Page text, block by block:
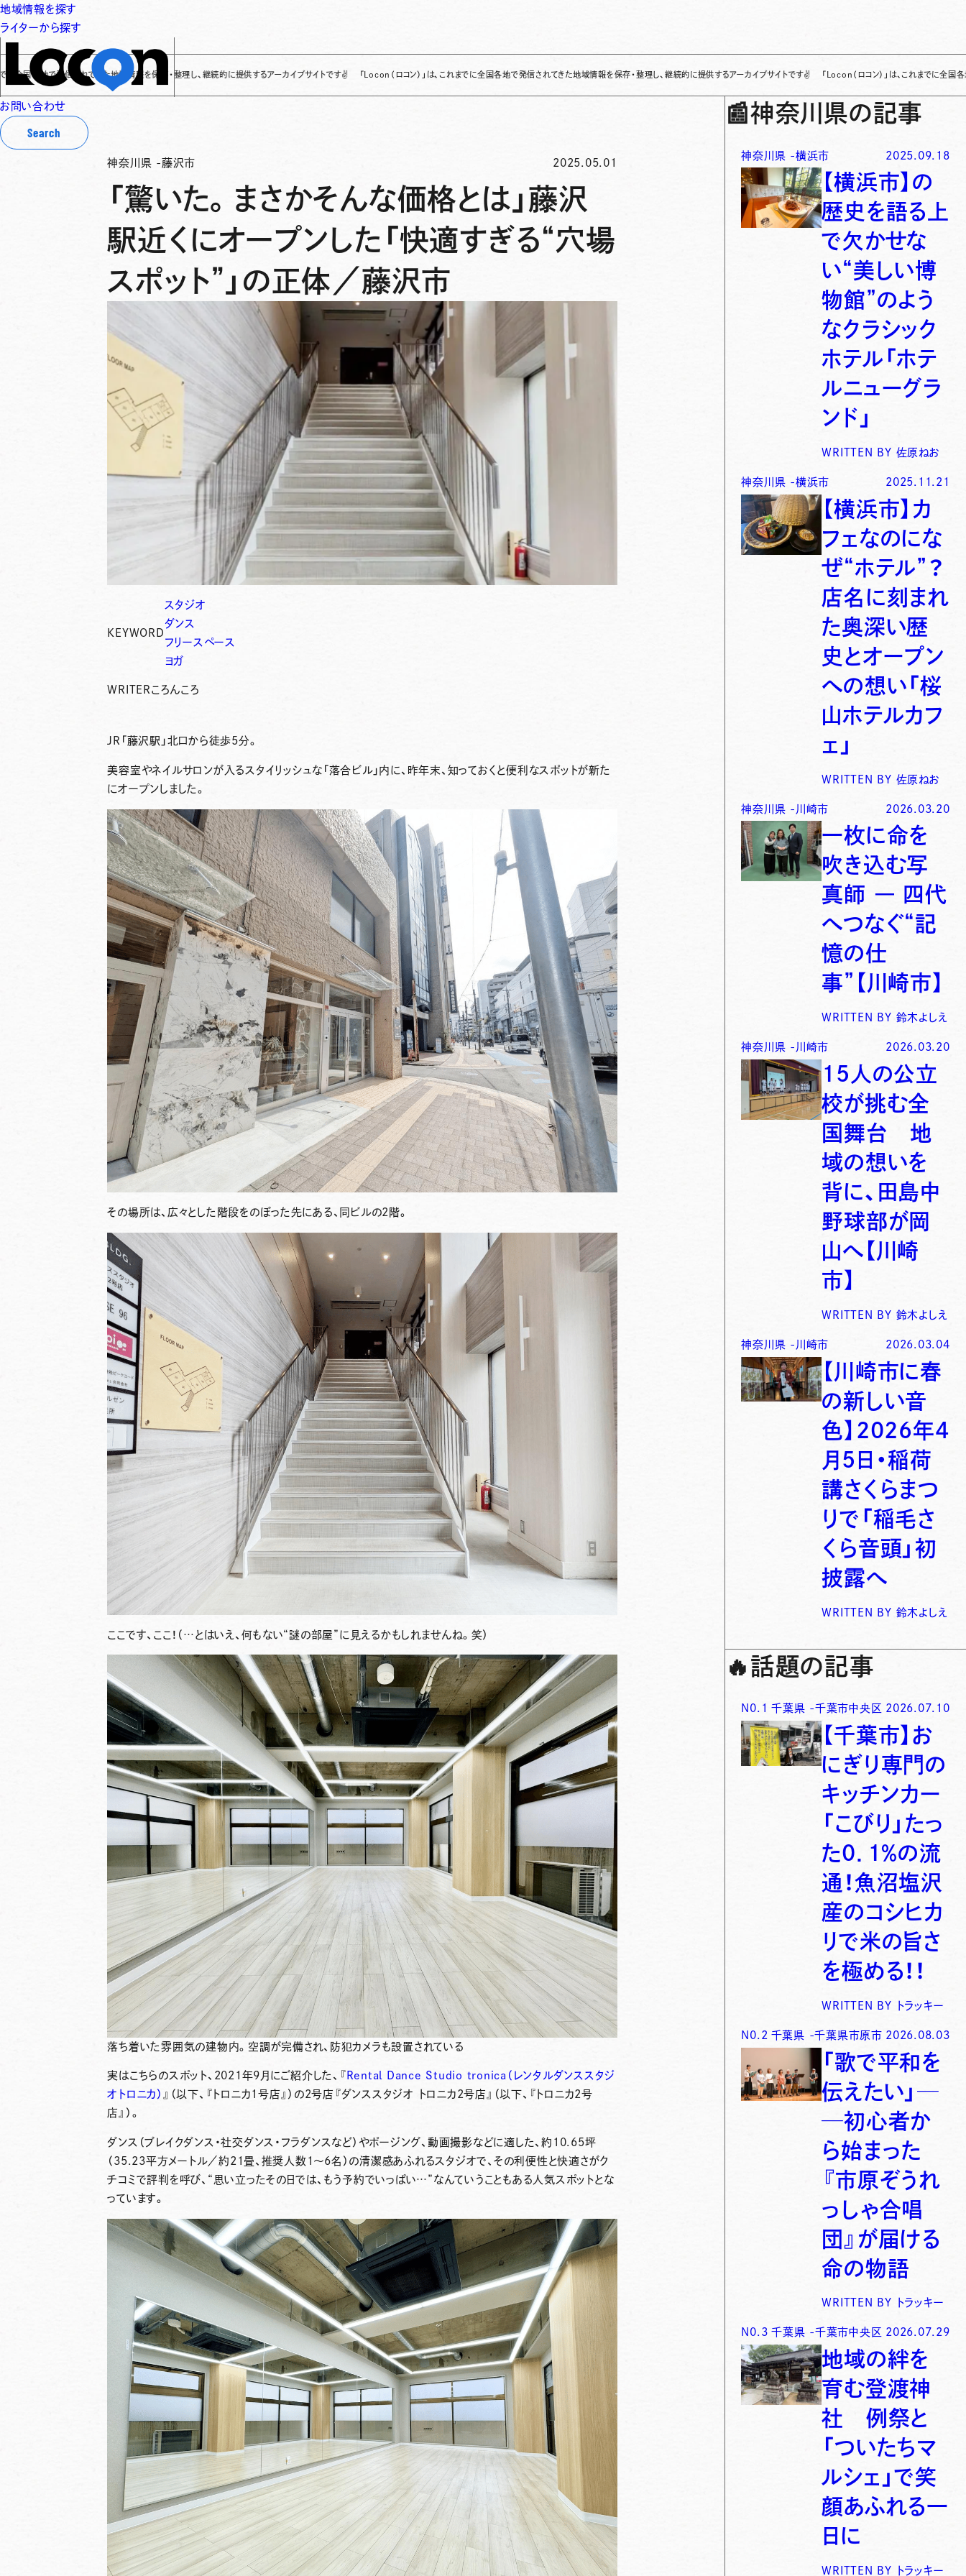
地域情報を探す
ライターから探す
お問い合わせ
Search
信されてきた地域情報を保存・整理し、継続的に提供するアーカイブサイトです✌ 「Locon（ロコン）」は、これまでに全国各地で発信されてきた地域情報を保存・整理し、継続的に提供するアーカイブサイトです✌ 「Locon（ロコン）」は、これまでに全国各地で発信され
神奈川県 - 藤沢市 2025.05.01
「驚いた。まさかそんな価格とは」藤沢
駅近くにオープンした「快適すぎる“穴場
スポット”」の正体／藤沢市
KEYWORD
スタジオ
ダンス
フリースペース
ヨガ
WRITER ころんころ
JR「藤沢駅」北口から徒歩5分。
美容室やネイルサロンが入るスタイリッシュな「落合ビル」内に、昨年末、知っておくと便利なスポットが新た
にオープンしました。
その場所は、広々とした階段をのぼった先にある、同ビルの2階。
ここです、ここ！（…とはいえ、何もない“謎の部屋”に見えるかもしれませんね。笑）
落ち着いた雰囲気の建物内。空調が完備され、防犯カメラも設置されている
実はこちらのスポット、2021年9月にご紹介した、『 Rental Dance Studio tronica（レンタルダンススタジ
オトロニカ） 』（以下、『トロニカ1号店』）の2号店 『ダンススタジオ トロニカ2号店』 （以下、『トロニカ2号
店』）。
ダンス（ブレイクダンス・社交ダンス・フラダンスなど）やポージング、動画撮影などに適した、約10.65坪
（35.23平方メートル／約21畳、推奨人数1〜6名）の清潔感あふれるスタジオで、その利便性と快適さがク
チコミで評判を呼び、“思い立ったその日では、もう予約でいっぱい…”なんていうこともある人気スポットとな
っています。
📰神奈川県の記事
神奈川県 -横浜市 2025.09.18
【横浜市】の
歴史を語る上
で欠かせな
い“美しい博
物館”のよう
なクラシック
ホテル「ホテ
ルニューグラ
ンド」
WRITTEN BY 佐原ねお
神奈川県 -横浜市 2025.11.21
【横浜市】カ
フェなのにな
ぜ“ホテル”？
店名に刻まれ
た奥深い歴
史とオープン
への想い「桜
山ホテルカフ
ェ」
WRITTEN BY 佐原ねお
神奈川県 - 川崎市 2026.03.20
一枚に命を
吹き込む写
真師 ― 四代
へつなぐ“記
憶の仕
事”【川崎市】
WRITTEN BY 鈴木よしえ
神奈川県 - 川崎市 2026.03.20
15人の公立
校が挑む全
国舞台 地
域の想いを
背に、田島中
野球部が岡
山へ【川崎
市】
WRITTEN BY 鈴木よしえ
神奈川県 - 川崎市 2026.03.04
【川崎市に春
の新しい音
色】2026年4
月5日・稲荷
講さくらまつ
りで「稲毛さ
くら音頭」初
披露へ
WRITTEN BY 鈴木よしえ
🔥 話題の記事
N0. 1 千葉県 -千葉市中央区 2026.07.10
【千葉市】お
にぎり専門の
キッチンカー
「こびり」たっ
た0．1％の流
通！魚沼塩沢
産のコシヒカ
リで米の旨さ
を極める！！
WRITTEN BY トラッキー
N0. 2 千葉県 -千葉県市原市 2026.08.03
「歌で平和を
伝えたい」─
─初心者か
ら始まった
『市原ぞうれ
っしゃ合唱
団』が届ける
命の物語
WRITTEN BY トラッキー
N0. 3 千葉県 -千葉市中央区 2026.07.29
地域の絆を
育む登渡神
社 例祭と
「ついたちマ
ルシェ」で笑
顔あふれる一
日に
WRITTEN BY トラッキー